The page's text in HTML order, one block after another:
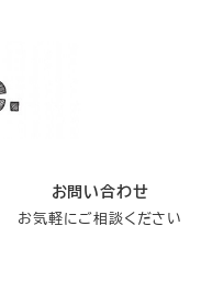
お問い合わせ
お気軽にご相談ください